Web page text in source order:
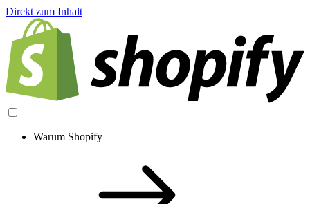
Direkt zum Inhalt
Warum Shopify